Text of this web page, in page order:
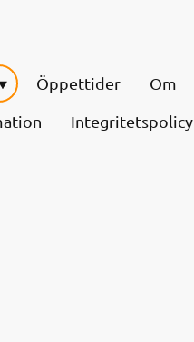
Öppettider Om
Integritetspolicy